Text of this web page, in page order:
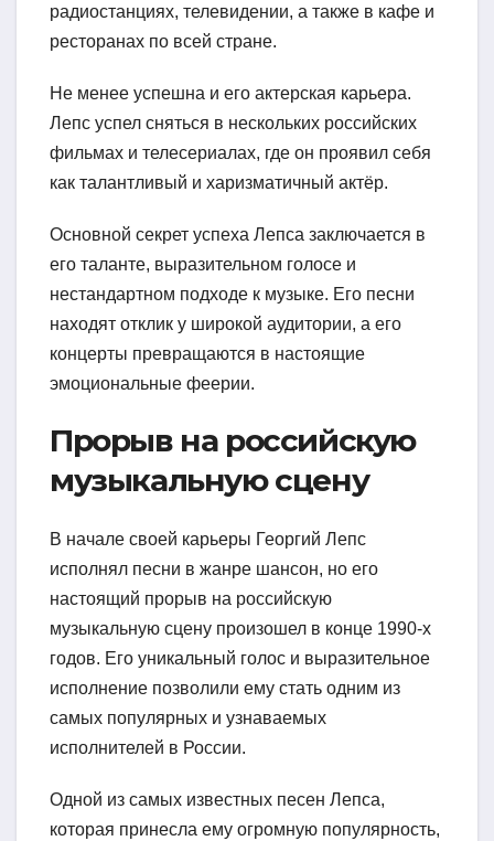
радиостанциях, телевидении, а также в кафе и
ресторанах по всей стране.
Не менее успешна и его актерская карьера.
Лепс успел сняться в нескольких российских
фильмах и телесериалах, где он проявил себя
как талантливый и харизматичный актёр.
Основной секрет успеха Лепса заключается в
его таланте, выразительном голосе и
нестандартном подходе к музыке. Его песни
находят отклик у широкой аудитории, а его
концерты превращаются в настоящие
эмоциональные феерии.
Прорыв на российскую
музыкальную сцену
В начале своей карьеры Георгий Лепс
исполнял песни в жанре шансон, но его
настоящий прорыв на российскую
музыкальную сцену произошел в конце 1990-х
годов. Его уникальный голос и выразительное
исполнение позволили ему стать одним из
самых популярных и узнаваемых
исполнителей в России.
Одной из самых известных песен Лепса,
которая принесла ему огромную популярность,